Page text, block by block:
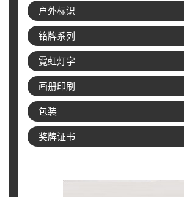
户外标识
铭牌系列
霓虹灯字
画册印刷
包装
奖牌证书